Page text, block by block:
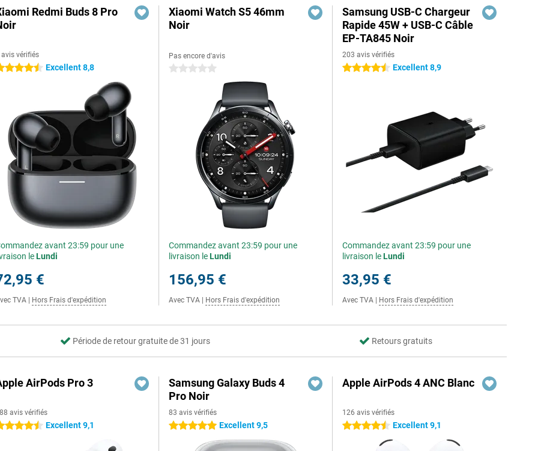
Redmi Buds 8 Pro
avis vérifiés
étoiles Excellent 8,8
avant 23:59 pour une
leLundi
€
TVA Hors Frais d'expédition
Xiaomi Watch S5 46mm
Noir
Pas encore d'avis
0 étoiles
Commandez avant 23:59 pour une
livraison leLundi
156,95 €
Avec TVA Hors Frais d'expédition
Samsung USB-C Chargeur
Rapide 45W + USB-C Câble
EP-TA845 Noir
203 avis vérifiés
4.5 étoiles Excellent 8,9
Commandez avant 23:59 pour une
livraison leLundi
33,95 €
Avec TVA Hors Frais d'expédition
Période de retour gratuite de 31 jours Retours gratuits
AirPods Pro 3
avis vérifiés
étoiles Excellent 9,1
Samsung Galaxy Buds 4
Pro Noir
83 avis vérifiés
5 étoiles Excellent 9,5
Apple AirPods 4 ANC Blanc
126 avis vérifiés
4.5 étoiles Excellent 9,1